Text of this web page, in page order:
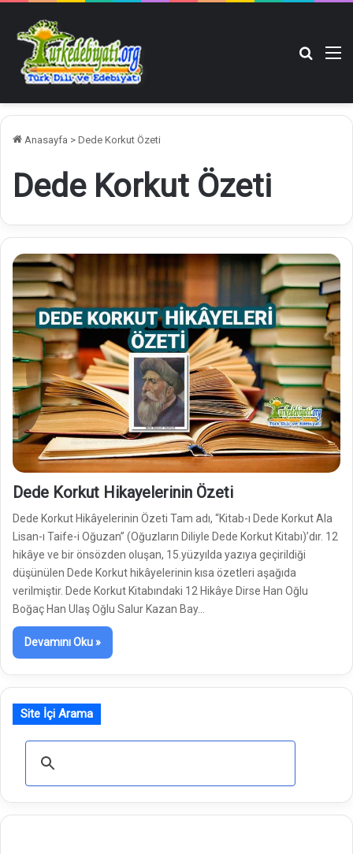
Anasayfa > Dede Korkut Özeti
Dede Korkut Özeti
Dede Korkut Hikayelerinin Özeti
Dede Korkut Hikâyelerinin Özeti Tam adı, “Kitab-ı Dede Korkut Ala
Lisan-ı Taife-i Oğuzan” (Oğuzların Diliyle Dede Korkut Kitabı)’dır. 12
hikâye ve bir önsözden oluşan, 15.yüzyılda yazıya geçirildiği
düşünülen Dede Korkut hikâyelerinin kısa özetleri aşağıda
verilmiştir. Dede Korkut Kitabındaki 12 Hikâye Dirse Han Oğlu
Boğaç Han Ulaş Oğlu Salur Kazan Bay…
Devamını Oku »
Site İçi Arama